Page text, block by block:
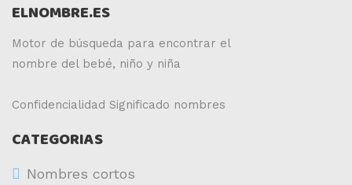
ELNOMBRE.ES
Motor de búsqueda para encontrar el
nombre del bebé, niño y niña
Confidencialidad Significado nombres
CATEGORIAS
Nombres cortos